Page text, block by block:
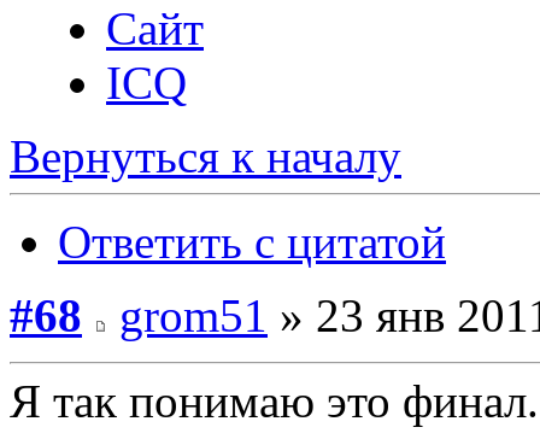
Сайт
ICQ
Вернуться к началу
Ответить с цитатой
#68
grom51 » 23 янв
Я так понимаю это